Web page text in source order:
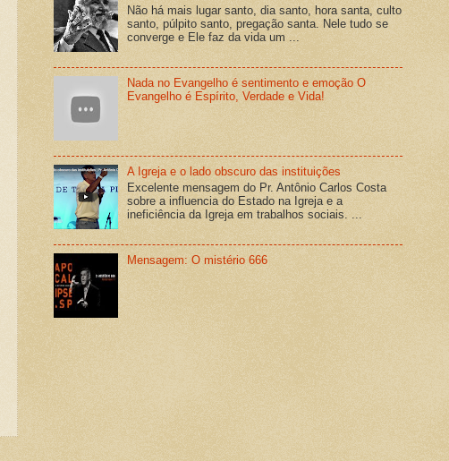
Não há mais lugar santo, dia santo, hora santa, culto
santo, púlpito santo, pregação santa. Nele tudo se
converge e Ele faz da vida um ...
Nada no Evangelho é sentimento e emoção O
Evangelho é Espírito, Verdade e Vida!
A Igreja e o lado obscuro das instituições
Excelente mensagem do Pr. Antônio Carlos Costa
sobre a influencia do Estado na Igreja e a
ineficiência da Igreja em trabalhos sociais. ...
Mensagem: O mistério 666